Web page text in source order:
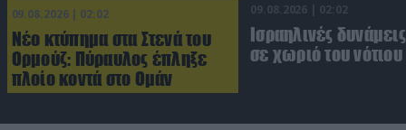
09.08.2026 | 02:02
Νέο κτύπημα στα Στενά του
Ορμούζ: Πύραυλος έπληξε
πλοίο κοντά στο Ομάν
09.08.2026 | 02:02
Ισραηλινές
σε χωριό του